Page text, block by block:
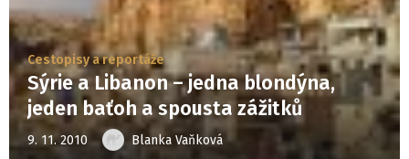
Cestopisy a reportáže
Sýrie a Libanon – jedna blondýna,
jeden baťoh a spousta zážitků
9. 11. 2010 Blanka Vaňková